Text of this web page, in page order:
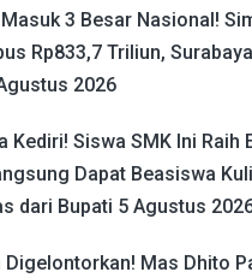
3 Besar Nasional!
Rp833,7 Triliun,
2026
Kediri! Siswa SMK Ini Raih
Dapat Beasiswa
dari Bupati 5 Agustus
Digelontorkan! Mas Dhito